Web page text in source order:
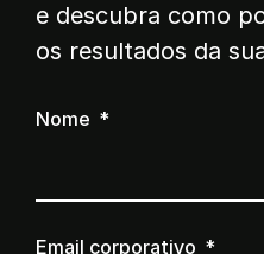
e descubra como
os resultados da
Nome
Email corporativo